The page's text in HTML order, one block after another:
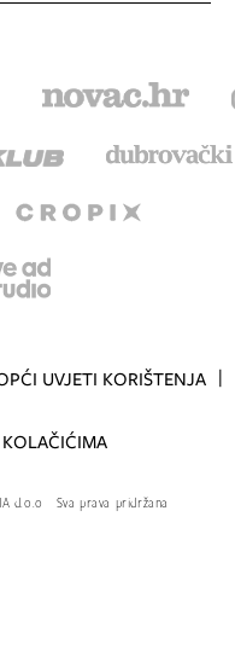
UVJETI KORIŠTENJA
d.o.o Sva prava pridržana